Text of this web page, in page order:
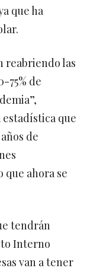
que ha
reabriendo las
75% de
estadística que
de
que ahora se
tendrán
Interno
van a tener